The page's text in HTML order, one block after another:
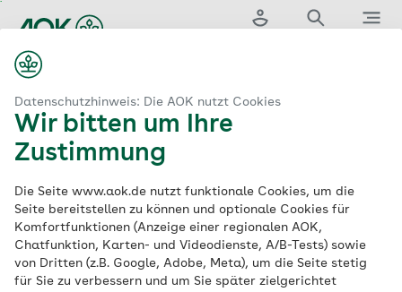
Datenschutzhinweis: Die AOK nutzt Cookies
Wir bitten um Ihre
Zustimmung
Die Seite www.aok.de nutzt funktionale Cookies, um die
Seite bereitstellen zu können und optionale Cookies für
Komfortfunktionen (Anzeige einer regionalen AOK,
Chatfunktion, Karten- und Videodienste, A/B-Tests) sowie
von Dritten (z.B. Google, Adobe, Meta), um die Seite stetig
für Sie zu verbessern und um Sie später zielgerichtet
Hauptinhalt
springen
Sie sehen die Seite der AOK Baden-Württemberg
AOK Baden-Württemberg | AOK. Die Gesundheitskasse.